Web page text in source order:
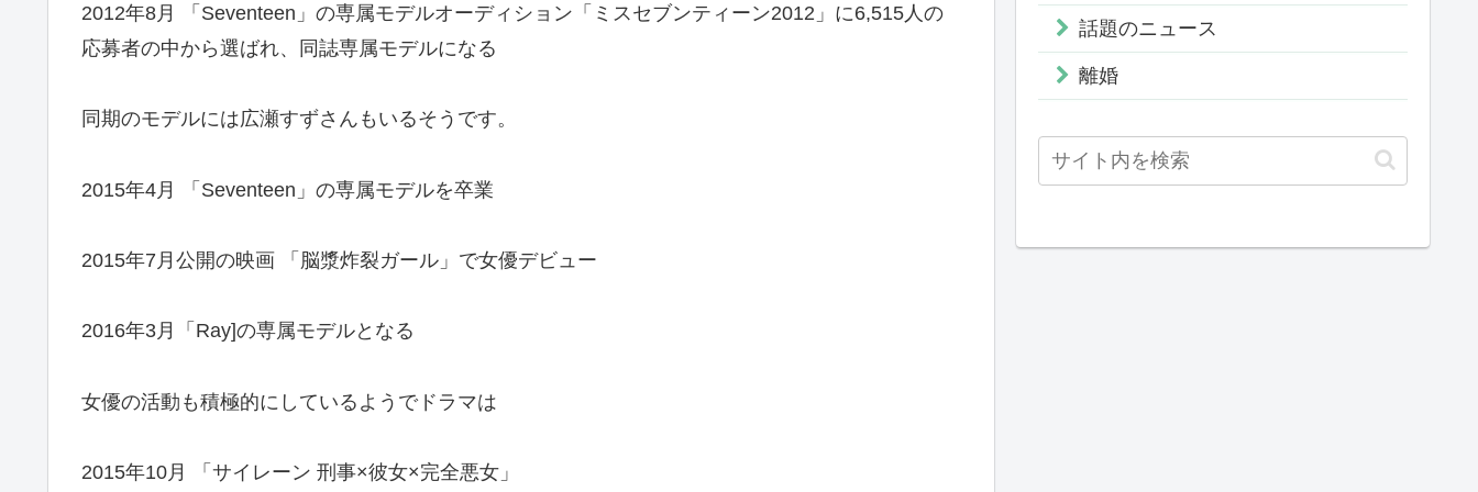
2012年8月 「Seventeen」の専属モデルオーディション「ミスセブンティーン2012」に6,515人の
応募者の中から選ばれ、同誌専属モデルになる
同期のモデルには広瀬すずさんもいるそうです。
2015年4月 「Seventeen」の専属モデルを卒業
2015年7月公開の映画 「脳漿炸裂ガール」で女優デビュー
2016年3月「Ray]の専属モデルとなる
女優の活動も積極的にしているようでドラマは
2015年10月 「サイレーン 刑事×彼女×完全悪女」
話題のニュース
離婚